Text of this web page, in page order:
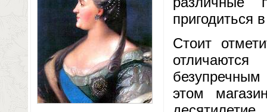
пригодиться
Стоит
этом